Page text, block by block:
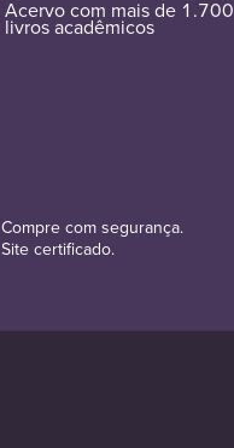
Acervo com mais de 1.700
livros acadêmicos
Compre com segurança.
Site certificado.